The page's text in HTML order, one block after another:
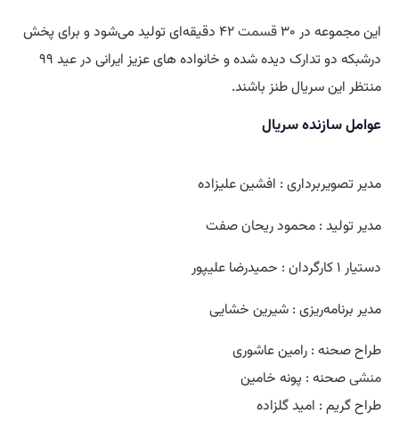
این مجموعه در ۳۰ قسمت
۴۲ دقیقه‌ای تولید می‌شود و برای پخش
درشبکه دو تدارک دیده شده و خانواده های عزیز ایرانی در عید ۹۹
منتظر این سریال طنز باشند.
عوامل سازنده سریال
مدیر تصویربرداری : افشین علیزاده
مدیر تولید : محمود ریحان صفت
دستیار ۱ کارگردان : حمیدرضا علیپور
مدیر برنامه‌ریزی : شیرین خشایی
طراح صحنه : رامین عاشوری
منشیصحنه : پونه خامین
طراح گریم : امید گلزاده